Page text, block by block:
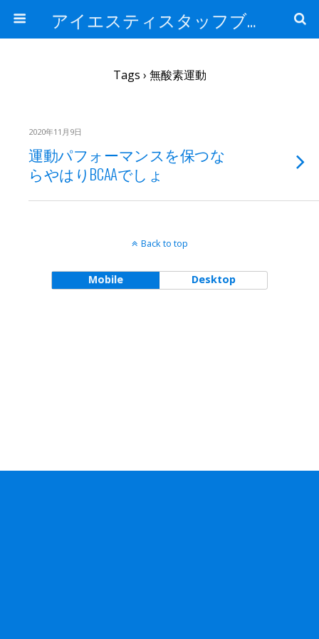
アイエスティスタッフブログ
Tags › 無酸素運動
2020年11月9日
運動パフォーマンスを保つな
らやはりBCAAでしょ
Back to top
Mobile Desktop